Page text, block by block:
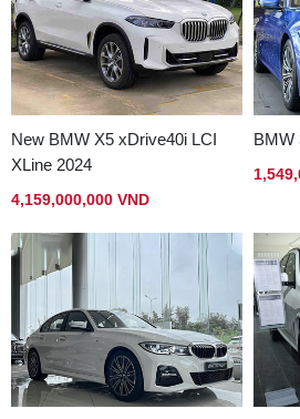
New BMW X5 xDrive40i LCI
XLine 2024
4,159,000,000 VND
BMW